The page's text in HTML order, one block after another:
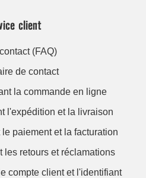
client
(FAQ)
de contact
la commande en ligne
l'expédition et la livraison
paiement et la facturation
les retours et réclamations
compte client et l'identifiant